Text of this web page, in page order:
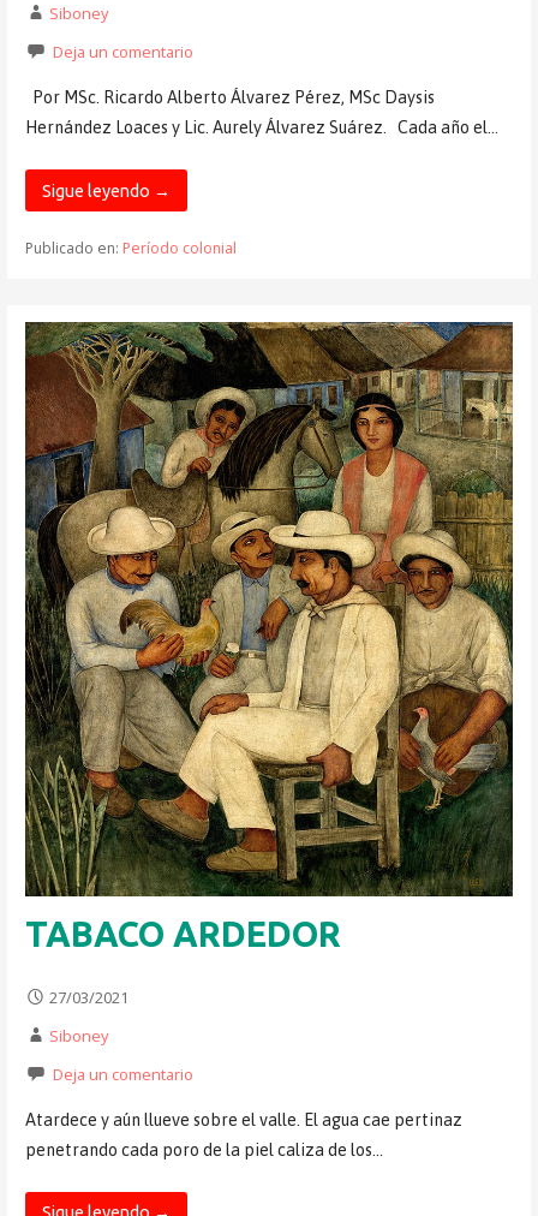
Siboney
Deja un comentario
Por MSc. Ricardo Alberto Álvarez Pérez, MSc Daysis
Hernández Loaces y Lic. Aurely Álvarez Suárez. Cada año el…
Sigue leyendo →
Publicado en: Período colonial
TABACO ARDEDOR
27/03/2021
Siboney
Deja un comentario
Atardece y aún llueve sobre el valle. El agua cae pertinaz
penetrando cada poro de la piel caliza de los…